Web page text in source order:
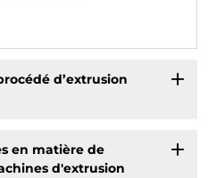
d’extrusion
en matière de
d'extrusion